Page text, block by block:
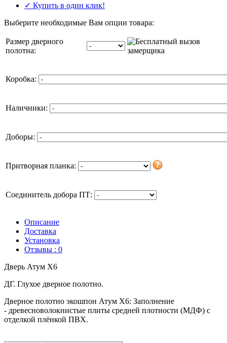
✓ Купить в один клик!
Выберите необходимые Вам опции товара:
Размер дверного
полотна:
Коробка:
Наличники:
Доборы:
Притворная планка:
Соединитель добора ПТ:
Описание
Доставка
Установка
Отзывы : 0
Дверь Атум X6
ДГ. Глухое дверное полотно.
Дверное полотно экошпон Атум X6: Заполнение
- древесноволокнистые плиты средней плотности (МДФ) с
отделкой плёнкой ПВХ.